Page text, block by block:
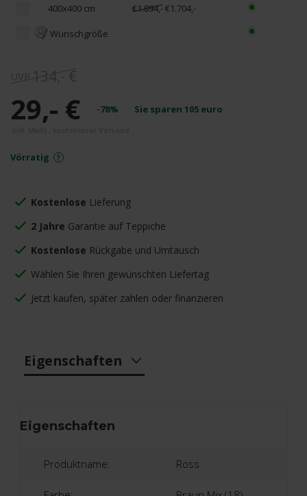
400x400 cm
€1.894,-€1.704,-
Wunschgröße
134,- €
29,- € -78% Sie sparen 105 euro
Vörratig
Kostenlose Lieferung
2 Jahre Garantie auf Teppiche
Kostenlose Rückgabe und Umtausch
Wählen Sie Ihren gewünschten Liefertag
Jetzt kaufen, später zahlen oder finanzieren
Eigenschaften
Eigenschaften
Produktname: Ross